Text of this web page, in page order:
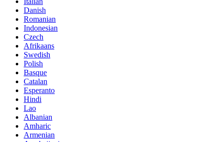
Danish
Romanian
Indonesian
Czech
Afrikaans
Swedish
Polish
Basque
Catalan
Esperanto
Hindi
Lao
Albanian
Amharic
Armenian